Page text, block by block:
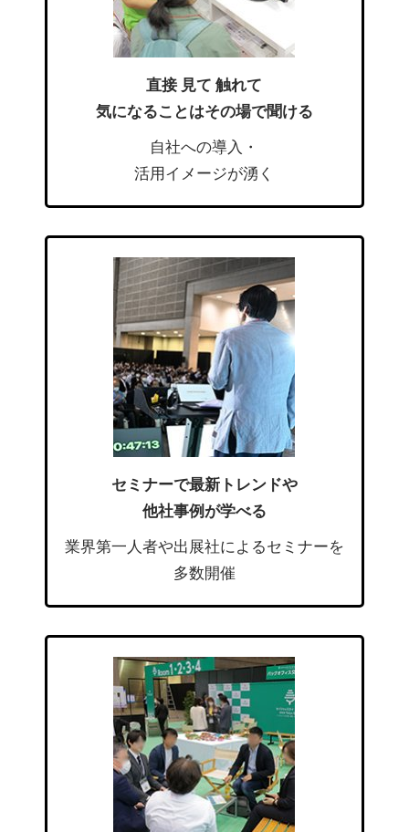
直接 見て 触れて
気になることはその場で聞ける
自社への導入・
活用イメージが湧く
セミナーで最新トレンドや
他社事例が学べる
業界第一人者や出展社によるセミナーを
多数開催